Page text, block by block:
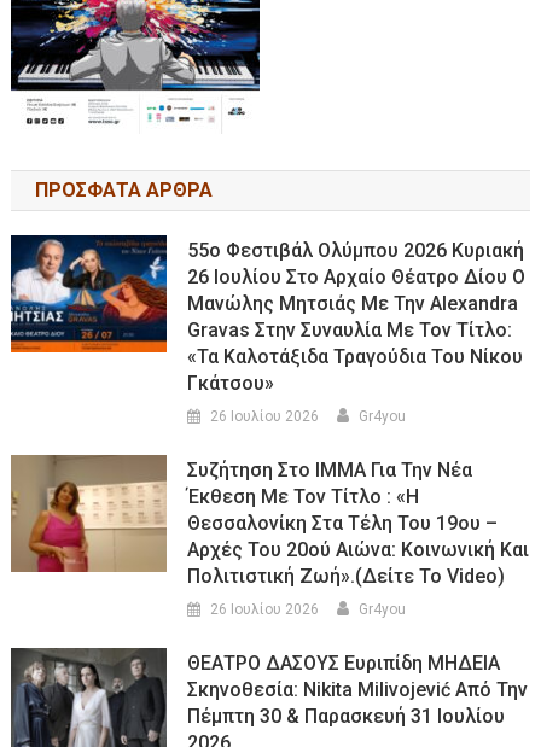
ΠΡΟΣΦΑΤΑ ΑΡΘΡΑ
55ο Φεστιβάλ Ολύμπου 2026 Κυριακή
26 Ιουλίου Στο Αρχαίο Θέατρο Δίου Ο
Μανώλης Μητσιάς Με Την Alexandra
Gravas Στην Συναυλία Με Τον Τίτλο:
«τα Καλοτάξιδα Τραγούδια Του Νίκου
Γκάτσου»
26 Ιουλίου 2026 Gr4you
Συζήτηση Στο ΙΜΜΑ Για Την Νέα
Έκθεση Με Τον Τίτλο : «Η
Θεσσαλονίκη Στα Τέλη Του 19ου –
Αρχές Του 20ού Αιώνα: Κοινωνική Και
Πολιτιστική Ζωή».(Δείτε Το Video)
26 Ιουλίου 2026 Gr4you
ΘΕΑΤΡΟ ΔΑΣΟΥΣ Ευριπίδη ΜΗΔΕΙΑ
Σκηνοθεσία: Nikita Milivojević Από Την
Πέμπτη 30 & Παρασκευή 31 Ιουλίου